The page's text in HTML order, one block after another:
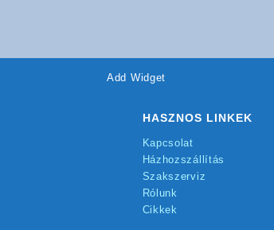
Add Widget
HASZNOS LINKEK
Kapcsolat
Házhozszállítás
Szakszerviz
Rólunk
Cikkek